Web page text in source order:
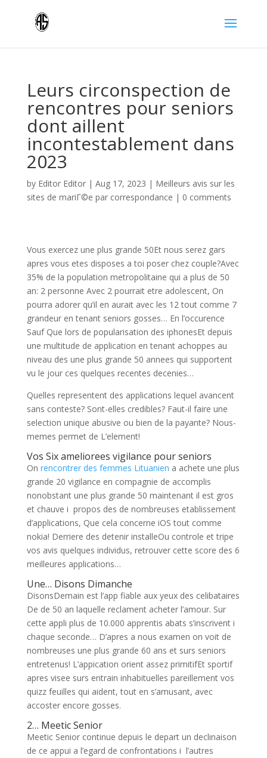
Leurs circonspection de
rencontres pour seniors
dont aillent
incontestablement dans
2023
by Editor Editor| Aug 17, 2023 | Meilleurs avis sur les
sites de mariГ©e par correspondance | 0 comments
Vous exercez une plus grande 50Et nous serez gars
apres vous etes disposes a toi poser chez couple?Avec
35% de la population metropolitaine qui a plus de 50
an: 2 personne Avec 2 pourrait etre adolescent, On
pourra adorer qu’il en aurait avec les 12 tout comme 7
grandeur en tenant seniors gosses… En l’occurence
Sauf Que lors de popularisation des iphonesEt depuis
une multitude de application en tenant achoppes au
niveau des une plus grande 50 annees qui supportent
vu le jour ces quelques recentes decenies…
Quelles representent des applications lequel avancent
sans conteste? Sont-elles credibles? Faut-il faire une
selection unique abusive ou bien de la payante?Nous-
memes permet de L’element!
Vos Six ameliorees vigilance pour seniors
On rencontrer des femmes Lituanien a achete une plus
grande 20 vigilance en compagnie de accomplis
nonobstant une plus grande 50 maintenant il est gros
et chauve i propos des de nombreuses etablissement
d’applications, Que cela concerne iOS tout comme
nokia! Derriere des detenir installeOu controle et tripe
vos avis quelques individus, retrouver cette score des 6
meilleures applications…
Une… Disons Dimanche
DisonsDemain est l’app fiable aux yeux des celibataires
De de 50 an laquelle reclament acheter l’amour. Sur
cette appli plus de 10.000 apprentis abats s’inscrivent i
chaque seconde… D’apres a nous examen on voit de
nombreuses une plus grande 60 ans et surs seniors
entretenus! L’appication orient assez primitifEt sportif
apres visee surs entrain inhabituelles pareillement vos
quizz feuilles qui aident, tout en s’amusant, avec
accoster encore gosses.
2… Meetic Senior
Meetic Senior continue depuis le depart un declinaison
de ce appui a l’egard de confrontations i l’autres